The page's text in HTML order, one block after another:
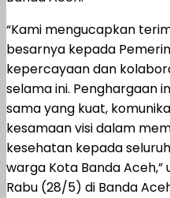
“Kami mengucapkan
besarnya kepada
kepercayaan dan
selama ini. Penghargaan
sama yang kuat,
kesamaan visi dalam
kesehatan kepada
warga Kota Banda
Rabu (28/5) di Banda